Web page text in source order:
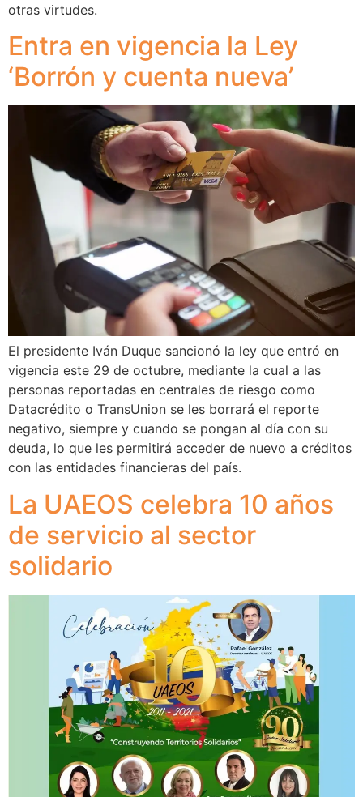
otras virtudes.
Entra en vigencia la Ley
‘Borrón y cuenta nueva’
El presidente Iván Duque sancionó la ley que entró en
vigencia este 29 de octubre, mediante la cual a las
personas reportadas en centrales de riesgo como
Datacrédito o TransUnion se les borrará el reporte
negativo, siempre y cuando se pongan al día con su
deuda, lo que les permitirá acceder de nuevo a créditos
con las entidades financieras del país.
La UAEOS celebra 10 años
de servicio al sector
solidario